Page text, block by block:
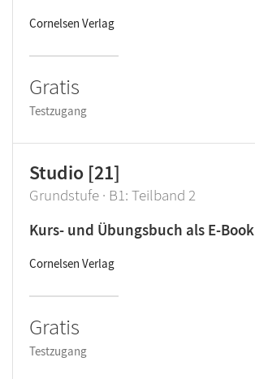
Cornelsen Verlag
Gratis
Testzugang
Studio [21]
Grundstufe · B1: Teilband 2
Kurs- und Übungsbuch als E-Book
Cornelsen Verlag
Gratis
Testzugang